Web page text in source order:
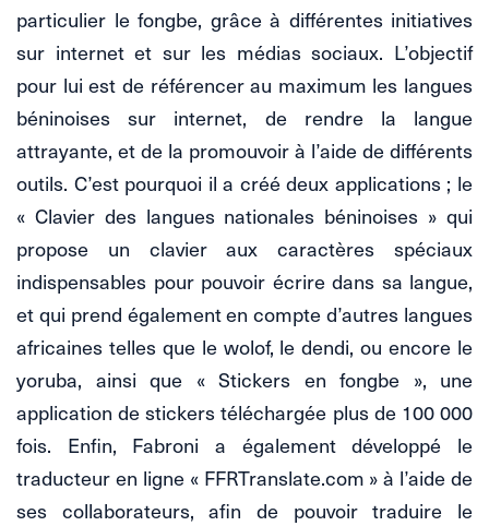
particulier le fongbe, grâce à différentes initiatives
sur internet et sur les médias sociaux. L’objectif
pour lui est de référencer au maximum les langues
béninoises sur internet, de rendre la langue
attrayante, et de la promouvoir à l’aide de différents
outils. C’est pourquoi il a créé deux applications ; le
« Clavier des langues nationales béninoises » qui
propose un clavier aux caractères spéciaux
indispensables pour pouvoir écrire dans sa langue,
et qui prend également en compte d’autres langues
africaines telles que le wolof, le dendi, ou encore le
yoruba, ainsi que « Stickers en fongbe », une
application de stickers téléchargée plus de 100 000
fois. Enfin, Fabroni a également développé le
traducteur en ligne « FFRTranslate.com » à l’aide de
ses collaborateurs, afin de pouvoir traduire le